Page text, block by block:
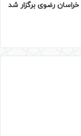
خراسان رضوی برگزار شد